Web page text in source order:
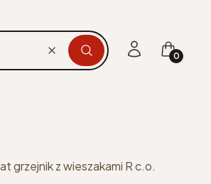
WyczyśćCzego szukasz
Zaloguj sięKoszyk
grzejnik z wieszakami R c.o.